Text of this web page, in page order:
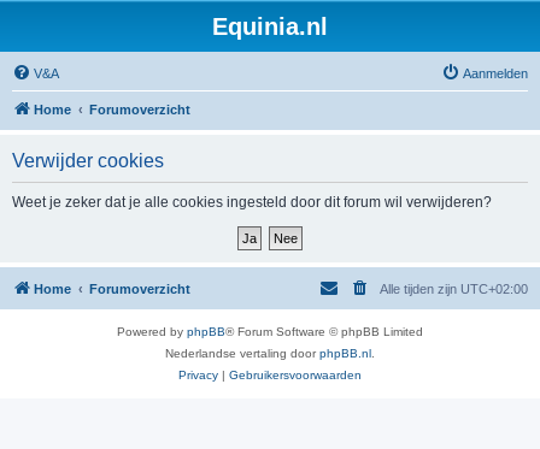
Equinia.nl
V&A Aanmelden
Home Forumoverzicht
Verwijder cookies
Weet je zeker dat je alle cookies ingesteld door dit forum wil verwijderen?
Home Forumoverzicht Alle tijden zijn UTC+02:00
Powered by phpBB® Forum Software © phpBB Limited
Nederlandse vertaling doorphpBB.nl
Privacy | Gebruikersvoorwaarden